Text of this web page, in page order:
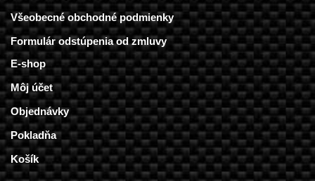
Všeobecné obchodné podmienky
Formulár odstúpenia od zmluvy
E-shop
Môj účet
Objednávky
Pokladňa
Košík